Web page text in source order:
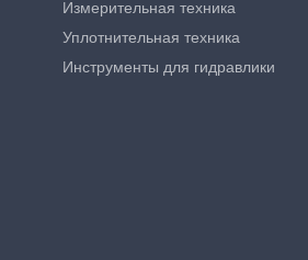
Измерительная техника
Уплотнительная техника
Инструменты для гидравлики